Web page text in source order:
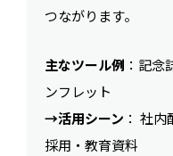
つながります。
主なツール例 ：記
ンフレット
→活用シーン ： 社
採用・教育資料